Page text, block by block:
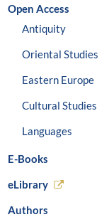
Open Access
Antiquity
Oriental Studies
Eastern Europe
Cultural Studies
Languages
E-Books
eLibrary
Authors